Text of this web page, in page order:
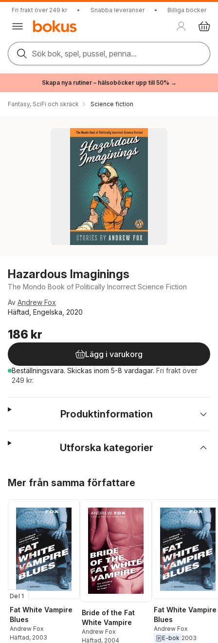
Fri frakt över 249 kr • Snabba leveranser • Billiga böcker
Sök bok, spel, pussel, penna...
Skapa nya rutiner – hälsoböcker upp till 50% →
Fantasy, SciFi och skräck Science fiction
Hazardous Imaginings
The Mondo Book of Politically Incorrect Science Fiction
Av Andrew Fox
Häftad, Engelska, 2020
186 kr
Lägg i varukorg
Beställningsvara. Skickas inom 5-8 vardagar. Fri frakt över
249 kr.
Produktinformation
Utforska kategorier
Mer från samma författare
Del 1
Fat White Vampire
Blues
Andrew Fox
Häftad, 2003
Bride of the Fat
White Vampire
Andrew Fox
Häftad, 2004
Fat White Vampire
Blues
Andrew Fox
E-bok 2003